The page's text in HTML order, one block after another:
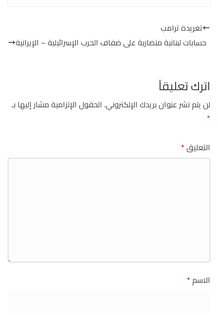
تغريدة ترامب
حسابات لبنانية متضاربة على ضفاف الحرب الإسرائيلية – الإيرانية
اترك تعليقاً
لن يتم نشر عنوان بريدك الإلكتروني. الحقول الإلزامية مشار إليها بـ
*
التعليق*
الاسم*